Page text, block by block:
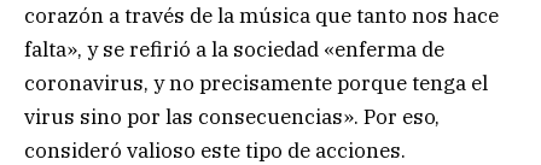
corazón a través de la música que tanto nos hace
falta», y se refirió a la sociedad «enferma de
coronavirus, y no precisamente porque tenga el
virus sino por las consecuencias». Por eso,
consideró valioso este tipo de acciones.